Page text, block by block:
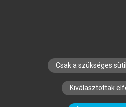
SZERZŐKNEK CÉGEKNEK
SZERKESZTÉSI ÉS
Csak a szükséges
Kiválasztottak